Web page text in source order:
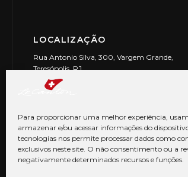
Para proporcionar uma melhor experiência,
armazenar e/ou acessar informações do
tecnologias nos permite processar dados como
exclusivos neste site. O não consentimento ou a
negativamente determinados recursos e funções.
LOCALIZAÇÃO
Rua Antonio Silva, 300, Vargem Grande,
Teresópolis, RJ
CEP: 25990-150
© Copyright 2026 Le Canton. Todos os